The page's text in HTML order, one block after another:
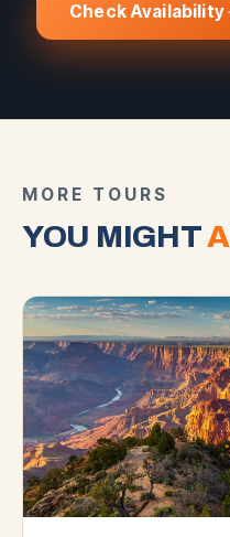
Check Availability
MORE TOURS
YOU MIGHT